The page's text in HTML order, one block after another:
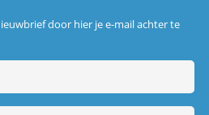
door hier je e-mail achter te